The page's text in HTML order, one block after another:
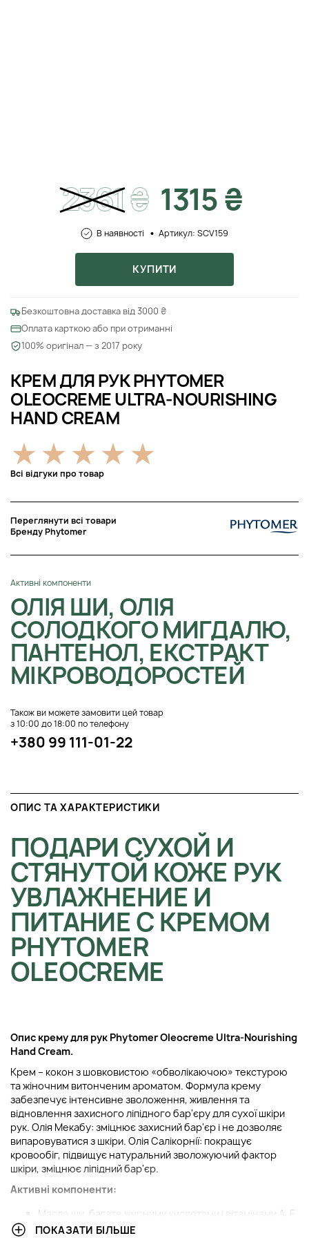
КРЕМ ДЛЯ РУК PHYTOMER
OLEOCREME ULTRA-NOURISHING
HAND CREAM
Всі відгуки про товар
Переглянути всі товари
Бренду Phytomer
Активні компоненти
ОЛІЯ ШИ, ОЛІЯ
СОЛОДКОГО МИГДАЛЮ,
ПАНТЕНОЛ, ЕКСТРАКТ
МІКРОВОДОРОСТЕЙ
Також ви можете замовити цей товар
з 10:00 до 18:00 по телефону
+380 99 111-01-22
2361₴ 1315 ₴
В наявності Артикул: SCV159
КУПИТИ
Безкоштовна доставка від 3000 ₴
Оплата карткою або при отриманні
100% оригінал — з 2017 року
ОПИС ТА ХАРАКТЕРИСТИКИ
ПОДАРИ СУХОЙ И
СТЯНУТОЙ КОЖЕ РУК
УВЛАЖНЕНИЕ И
ПИТАНИЕ С КРЕМОМ
PHYTOMER
OLEOCREME
Опис крему для рук Phytomer Oleocreme Ultra-Nourishing
Hand Cream.
Крем – кокон з шовковистою «обволікаючою» текстурою
та жіночним витонченим ароматом. Формула крему
забезпечує інтенсивне зволоження, живлення та
відновлення захисного ліпідного бар'єру для сухої шкіри
рук. Олія Мекабу: зміцнює захисний бар'єр і не дозволяє
випаровуватися з шкіри. Олія Салікорнії: покращує
кровообіг, підвищує натуральний зволожуючий фактор
шкіри, зміцнює ліпідний бар'єр.
Активні компоненти:
Масло ши, багате жирними кислотами і вітамінами А, Е,
D, F, інтенсивно зволожує і живить, прискорює
ПОКАЗАТИ БІЛЬШЕ